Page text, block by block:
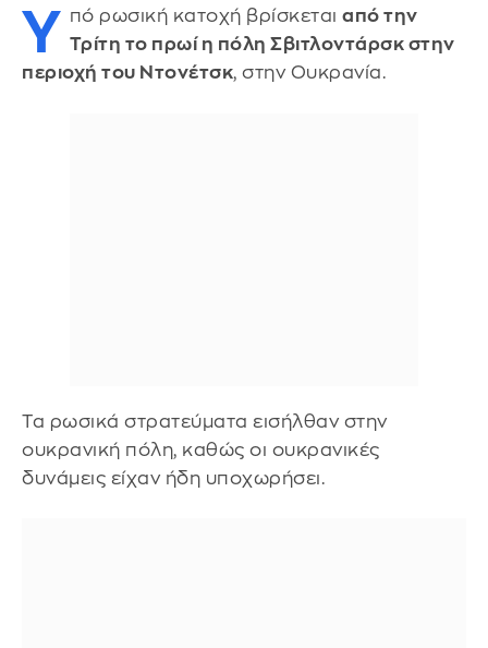
Υ πό ρωσική κατοχή βρίσκεται από την
Τρίτη το πρωί η πόλη Σβιτλοντάρσκ στην
περιοχή του Ντονέτσκ, στην Ουκρανία.
Τα ρωσικά στρατεύματα εισήλθαν στην
ουκρανική πόλη, καθώς οι ουκρανικές
δυνάμεις είχαν ήδη υποχωρήσει.